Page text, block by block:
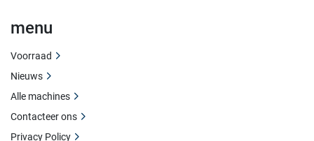
menu
Voorraad
Nieuws
Alle machines
Contacteer ons
Privacy Policy